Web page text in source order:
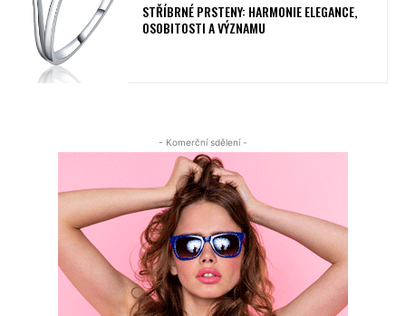
STŘÍBRNÉ PRSTENY: HARMONIE ELEGANCE,
OSOBITOSTI A VÝZNAMU
- Komerční sdělení -